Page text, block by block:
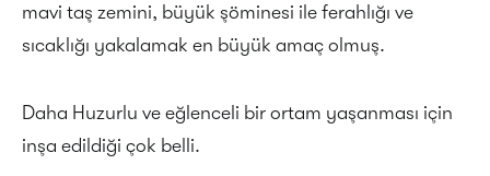
mavi taş zemini, büyük şöminesi ile ferahlığı ve
sıcaklığı yakalamak en büyük amaç olmuş.
Daha Huzurlu ve eğlenceli bir ortam yaşanması için
inşa edildiği çok belli.